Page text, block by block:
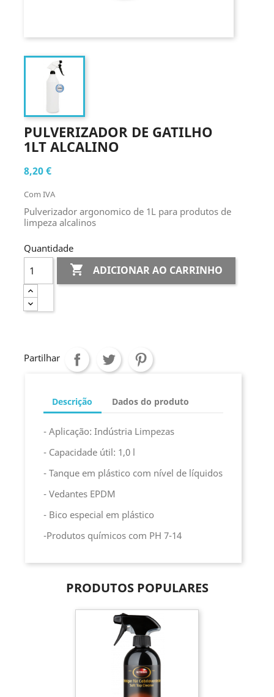
PULVERIZADOR DE GATILHO
1LT ALCALINO
8,20 €
Com IVA
Pulverizador argonomico de 1L para produtos de
limpeza alcalinos
Quantidade
 ADICIONAR AO CARRINHO
Partilhar
Descrição Dados do produto
- Aplicação: Indústria Limpezas
- Capacidade útil: 1,0 l
- Tanque em plástico com nível de líquidos
- Vedantes EPDM
- Bico especial em plástico
-Produtos químicos com PH 7-14
PRODUTOS POPULARES